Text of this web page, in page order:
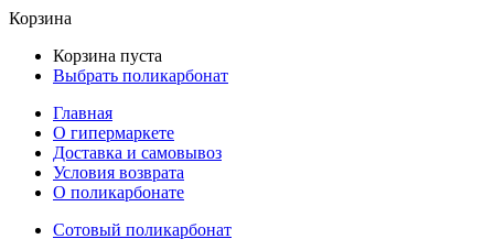
Корзина
Корзина пуста
Выбрать поликарбонат
Главная
О гипермаркете
Доставка и самовывоз
Условия возврата
О поликарбонате
Сотовый поликарбонат